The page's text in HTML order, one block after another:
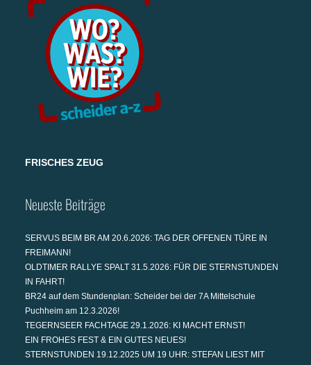
FRISCHES ZEUG
Neueste Beiträge
SERVUS BEIM BR AM 20.6.2026: TAG DER OFFENEN TÜRE IN
FREIMANN!
OLDTIMER RALLYE SPALT 31.5.2026: FÜR DIE STERNSTUNDEN
IN FAHRT!
BR24 auf dem Stundenplan: Scheider bei der 7A Mittelschule
Puchheim am 12.3.2026!
TEGERNSEER FACHTAGE 29.1.2026: KI MACHT ERNST!
EIN FROHES FEST & EIN GUTES NEUES!
STERNSTUNDEN 19.12.2025 UM 19 UHR: STEFAN LIEST MIT